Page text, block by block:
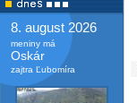
8. august 2026
meniny má
Oskár
zajtra Ľubomíra